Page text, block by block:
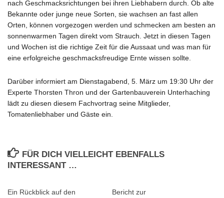
nach Geschmacksrichtungen bei ihren Liebhabern durch. Ob alte
Bekannte oder junge neue Sorten, sie wachsen an fast allen
Orten, können vorgezogen werden und schmecken am besten an
sonnenwarmen Tagen direkt vom Strauch. Jetzt in diesen Tagen
und Wochen ist die richtige Zeit für die Aussaat und was man für
eine erfolgreiche geschmacksfreudige Ernte wissen sollte.
Darüber informiert am Dienstagabend, 5. März um 19:30 Uhr der
Experte Thorsten Thron und der Gartenbauverein Unterhaching
lädt zu diesen diesem Fachvortrag seine Mitglieder,
Tomatenliebhaber und Gäste ein.
FÜR DICH VIELLEICHT EBENFALLS
INTERESSANT …
Ein Rückblick auf den
Bericht zur